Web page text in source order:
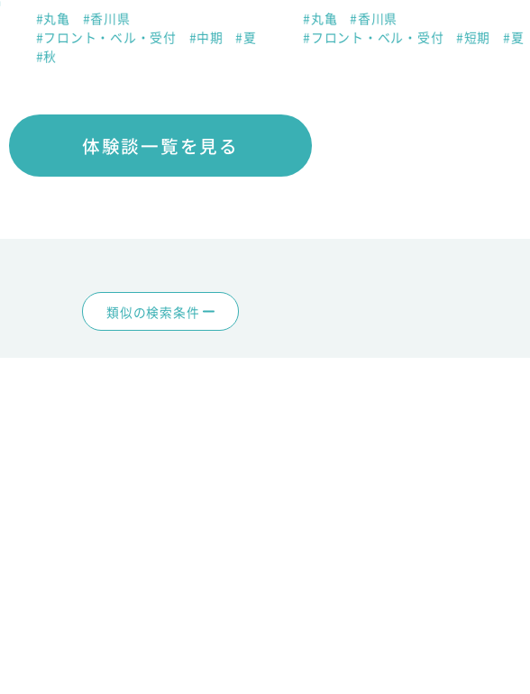
#丸亀
#香川県
#フロント・ベル・受付
#中期
#夏
#秋
#丸亀
#香川県
#フロント・ベル・受付
#短期 #夏
体験談一覧を見る
類似の検索条件